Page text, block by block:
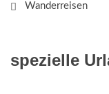
Wanderreisen
spezielle